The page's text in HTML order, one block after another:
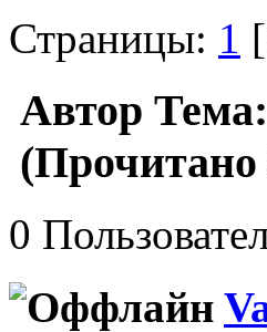
Страницы: 1 [
Автор
(Прочитано
0